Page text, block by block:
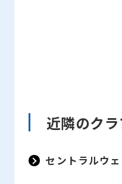
近隣のク
セントラルウ